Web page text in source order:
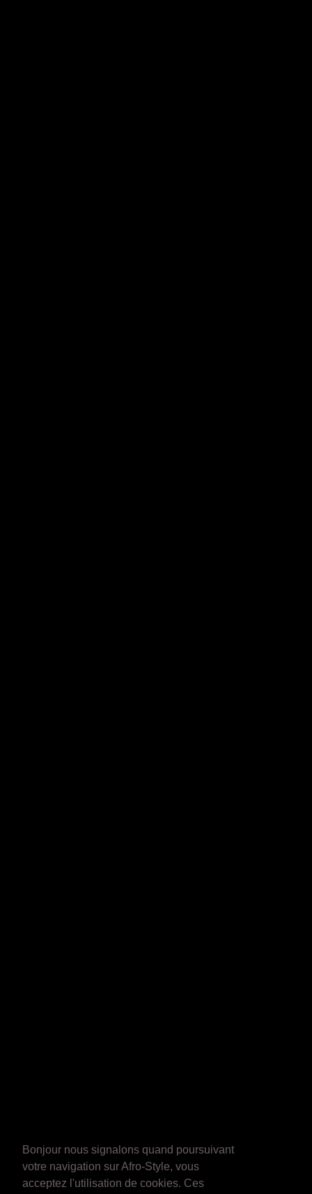
Bonjour nous signalons quand poursuivant
votre navigation sur Afro-Style, vous
acceptez l'utilisation de cookies. Ces